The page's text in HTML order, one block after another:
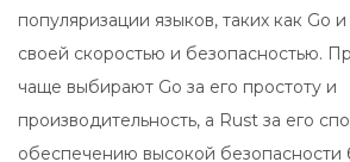
популяризации языков, таких как Go
своей скоростью и безопасностью.
чаще выбирают Go за его простоту и
производительность, а Rust за его
обеспечению высокой безопасности